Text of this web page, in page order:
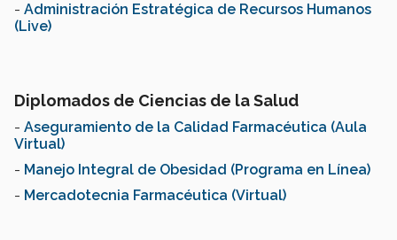
- Administración Estratégica de Recursos Humanos
(Live)
Diplomados de Ciencias de la Salud
- Aseguramiento de la Calidad Farmacéutica (Aula
Virtual)
- Manejo Integral de Obesidad (Programa en Línea)
- Mercadotecnia Farmacéutica (Virtual)